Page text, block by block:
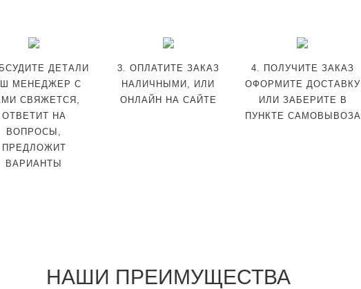
ДЕТАЛИ
МЕНЕДЖЕР С
СВЯЖЕТСЯ,
ОТВЕТИТ НА
ВОПРОСЫ,
ПРЕДЛОЖИТ
ВАРИАНТЫ
3. ОПЛАТИТЕ ЗАКАЗ
НАЛИЧНЫМИ, ИЛИ
ОНЛАЙН НА САЙТЕ
4. ПОЛУЧИТЕ ЗАКАЗ
ОФОРМИТЕ ДОСТАВКУ
ИЛИ ЗАБЕРИТЕ В
ПУНКТЕ САМОВЫВОЗА
НАШИ ПРЕИМУЩЕСТВА